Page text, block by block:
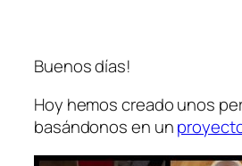
Buenos días!
Hoy hemos creado unos
basándonos en un